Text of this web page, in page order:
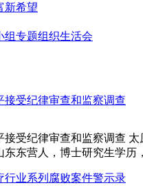
新希望
组专题组织生活会
接受纪律审查和监察调查
受纪律审查和监察调查
东营人，博士研究生学历
业系列腐败案件警示录